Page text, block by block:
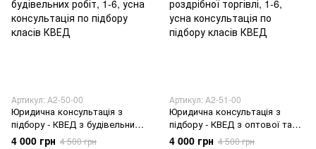
Артикул: А2-50-00
Юридична консультація з
підбору - КВЕД з будівельних
робіт
4 000 грн 4 500 грн
Артикул: А2-51-00
Юридична консультація з
підбору - КВЕД з оптової та
роздрібної торгівлі
4 000 грн 4 500 грн